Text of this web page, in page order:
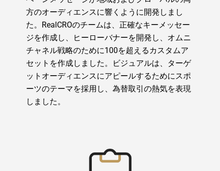
方のオーディエンスに響くように開発しまし
た。RealCROのチームは、正確なキーメッセー
ジを作成し、ヒーローバナーを開発し、オムニ
チャネル戦略のために100を超えるカスタムア
セットを作成しました。ビジュアルは、ターゲ
ットオーディエンスにアピールするためにスポ
ーツのテーマを採用し、為替取引の熱気を表現
しました。